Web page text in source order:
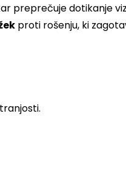
preprečuje dotikanje
proti rošenju, ki